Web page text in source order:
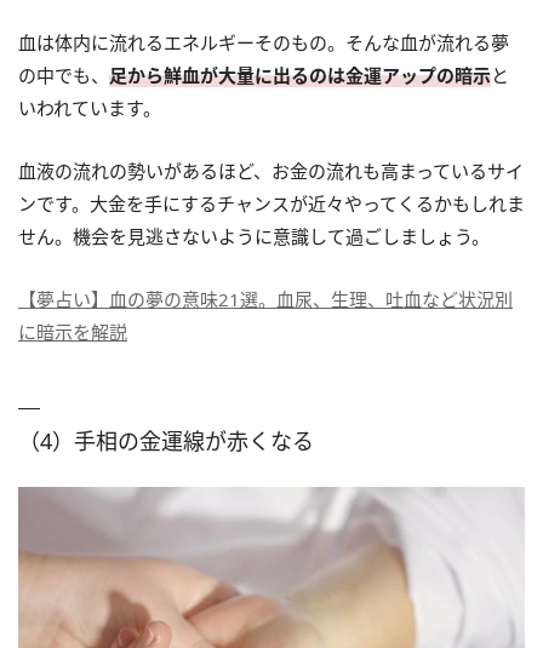
血は体内に流れるエネルギーそのもの。そんな血が流れる夢
の中でも、 足から鮮血が大量に出るのは金運アップの暗示と
いわれています。
血液の流れの勢いがあるほど、お金の流れも高まっているサイ
ンです。大金を手にするチャンスが近々やってくるかもしれま
せん。機会を見逃さないように意識して過ごしましょう。
【夢占い】血の夢の意味21選。血尿、生理、吐血など状況別
に暗示を解説
（4）手相の金運線が赤くなる